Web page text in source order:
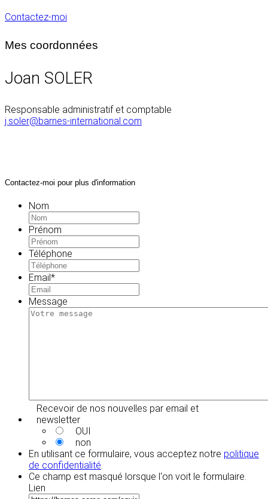
Contactez-moi
Mes coordonnées
Joan SOLER
Responsable administratif et comptable
j.soler@barnes-international.com
Contactez-moi pour plus d'information
Nom
Prénom
Téléphone
Email *
Message
Recevoir de nos nouvelles par email et
newsletter
OUI
non
En utilisant ce formulaire, vous acceptez notre politique
de confidentialité.
Ce champ est masqué lorsque l‘on voit le formulaire.
Lien